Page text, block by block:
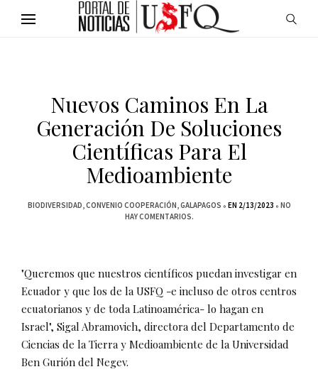
Nuevos Caminos En La
Generación De Soluciones
Científicas Para El
Medioambiente
BIODIVERSIDAD CONVENIO COOPERACIÓN GALAPAGOS EN 2/13/2023
NO
HAY COMENTARIOS.
"Queremos que nuestros científicos puedan investigar en
Ecuador y que los de la USFQ -e incluso de otros centros
ecuatorianos y de toda Latinoamérica- lo hagan en
Israel", Sigal Abramovich, directora del Departamento de
Ciencias de la Tierra y Medioambiente de la Universidad
Ben Gurión del Negev.